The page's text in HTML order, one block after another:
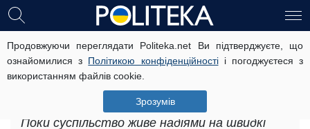
Продовжуючи переглядати Politeka.net Ви підтверджуєте, що
ознайомилися з Політикою конфіденційностіі погоджуєтеся з
використанням файлів cookie.
Зрозумів
У пошуках довгострокової
перспективи: Сергій Дацюк в ефірі
Politeka Online розповів, як Україні
знайти своє місце у новому світі
Поки суспільство живе надіями на швидкі